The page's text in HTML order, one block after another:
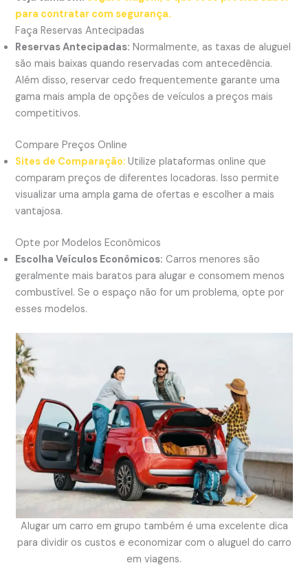
para contratar com segurança.
Faça Reservas Antecipadas
Reservas Antecipadas: Normalmente, as taxas de aluguel
são mais baixas quando reservadas com antecedência.
Além disso, reservar cedo frequentemente garante uma
gama mais ampla de opções de veículos a preços mais
competitivos.
Compare Preços Online
Sites de Comparação:Utilize plataformas online que
comparam preços de diferentes locadoras. Isso permite
visualizar uma ampla gama de ofertas e escolher a mais
vantajosa.
Opte por Modelos Econômicos
Escolha Veículos Econômicos: Carros menores são
geralmente mais baratos para alugar e consomem menos
combustível. Se o espaço não for um problema, opte por
esses modelos.
Alugar um carro em grupo também é uma excelente dica
para dividir os custos e economizar com o aluguel do carro
em viagens.